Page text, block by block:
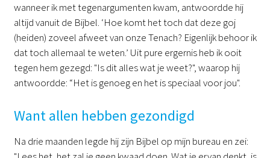
wanneer ik met tegenargumenten kwam, antwoordde hij
altijd vanuit de Bijbel. ‘Hoe komt het toch dat deze goj
(heiden) zoveel afweet van onze Tenach? Eigenlijk behoor ik
dat toch allemaal te weten.’ Uit pure ergernis heb ik ooit
tegen hem gezegd: "Is dit alles wat je weet?", waarop hij
antwoordde: “Het is genoeg en het is speciaal voor jou".
Want allen hebben gezondigd
Na drie maanden legde hij zijn Bijbel op mijn bureau en zei: